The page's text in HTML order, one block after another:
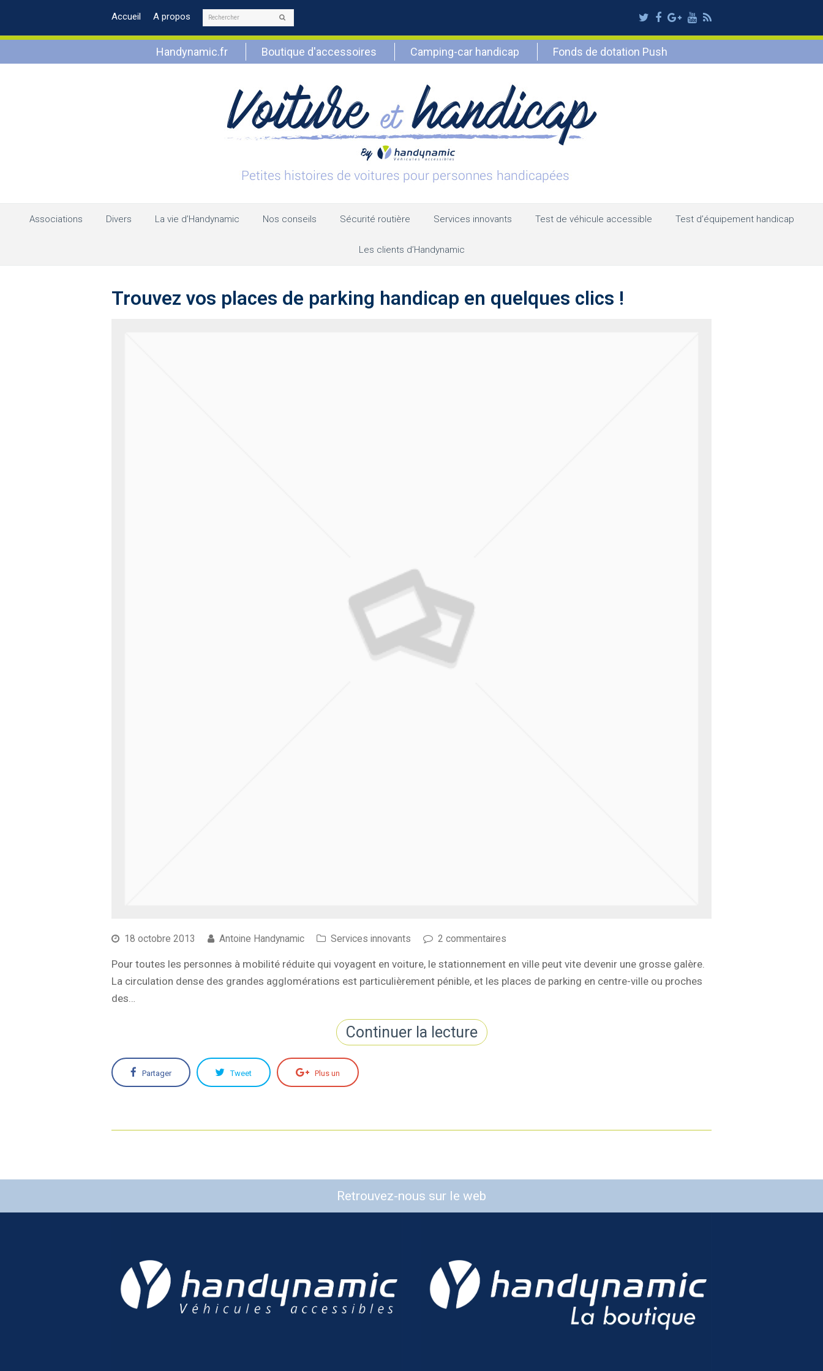
Accueil A propos Rechercher Twitter
Facebook
Google
Plus
Youtube
RSS
Handynamic.fr Boutique d'accessoires Camping-car handicap Fonds de dotation Push
Associations Divers La vie d’Handynamic Nos conseils Sécurité routière Services innovants Test de véhicule accessible Test d’équipement handicap
Les clients d’Handynamic
Trouvez vos places de parking handicap en quelques clics !
18 octobre 2013 Antoine Handynamic Services innovants 2 commentaires
Pour toutes les personnes à mobilité réduite qui voyagent en voiture, le stationnement en ville peut vite devenir une grosse galère.
La circulation dense des grandes agglomérations est particulièrement pénible, et les places de parking en centre-ville ou proches
des…
Continuer la lecture
Partager Tweet Plus un
Retrouvez-nous sur le web